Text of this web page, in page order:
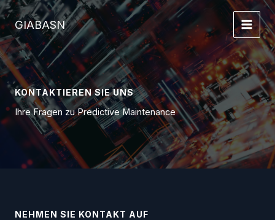
Zum
Inhalt
springen
GIABASN
KONTAKTIEREN SIE UNS
Ihre Fragen zu Predictive Maintenance
NEHMEN SIE KONTAKT AUF